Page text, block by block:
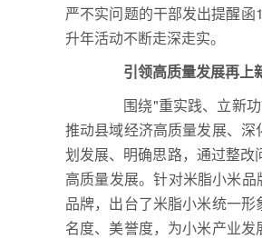
严不实问题的干部发出提醒
升年活动不断走深走实。
引领高质量发展再上
围绕"重实践、立新功"
推动县域经济高质量发展、
划发展、明确思路，通过整
高质量发展。针对米脂小米
品牌，出台了米脂小米统一
名度、美誉度，为小米产业